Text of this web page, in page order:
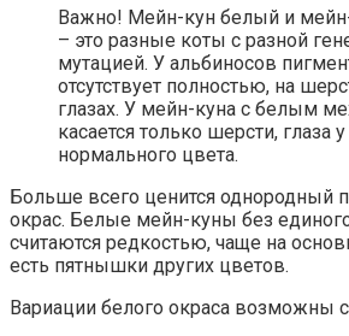
Важно! Мейн-кун белый и
– это разные коты с разной
мутацией. У альбиносов
отсутствует полностью, на
глазах. У мейн-куна с белым
касается только шерсти, глаза
нормального цвета.
Больше всего ценится однородный
окрас. Белые мейн-куны без
считаются редкостью, чаще на
есть пятнышки других цветов.
Вариации белого окраса возможны